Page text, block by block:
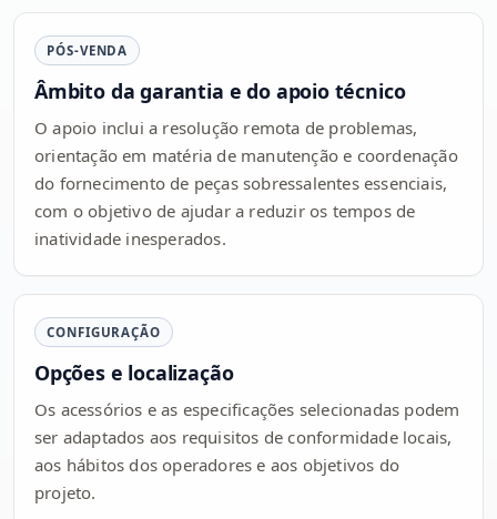
PÓS-VENDA
Âmbito da garantia e do apoio técnico
O apoio inclui a resolução remota de problemas,
orientação em matéria de manutenção e coordenação
do fornecimento de peças sobressalentes essenciais,
com o objetivo de ajudar a reduzir os tempos de
inatividade inesperados.
CONFIGURAÇÃO
Opções e localização
Os acessórios e as especificações selecionadas podem
ser adaptados aos requisitos de conformidade locais,
aos hábitos dos operadores e aos objetivos do
projeto.